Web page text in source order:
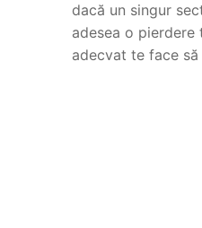
dacă un singur
adesea o
adecvat te face